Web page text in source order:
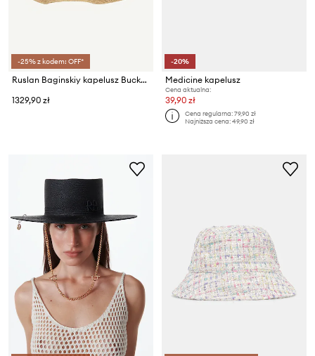
-25% z kodem: OFF*
Ruslan Baginskiy kapelusz Bucket Hat
1329,90 zł
-20%
Medicine kapelusz
Cena aktualna:
39,90 zł
Cena regularna:79,90 zł
Najniższa cena:49,90 zł